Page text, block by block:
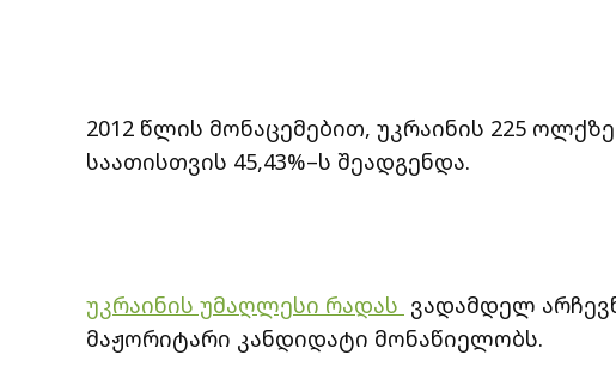
2012 წლის მონაცემებით, უკრაინის 225
საათისთვის 45,43%–ს შეადგენდა.
უკრაინის უმაღლესი რადას ვადამდელ
მაჟორიტარი კანდიდატი მონაწიელობს.